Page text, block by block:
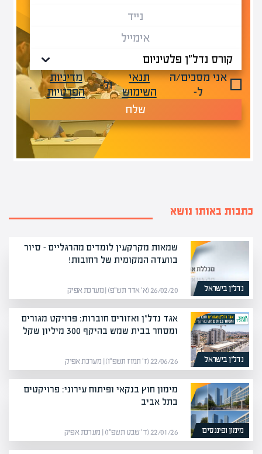
אני מסכים/ה
ל-
תנאי
השימוש
ול-
מדיניות
הפרטיות
.
שלח
כתבות באותו נושא
נדל”ן בישראל
שמאות מקרקעין לומדים מהרגליים – סיור
בוועדה המקומית של רחובות!
26/02/20 (א׳ אדר תש״פ) | מערכת אפיק
נדל”ן בישראל
אגד נדל"ן ואזורים חוברות: פרויקט מגורים
ומסחר בבית שמש בהיקף 300 מיליון שקל
22/06/26 (ז׳ תמוז תשפ״ו) | מערכת אפיק
מימון ופיננסים
מימון חוץ בנקאי ופיתוח עירוני: פרויקטים
בתל אביב
22/01/26 (ד׳ שבט תשפ״ו) | מערכת אפיק